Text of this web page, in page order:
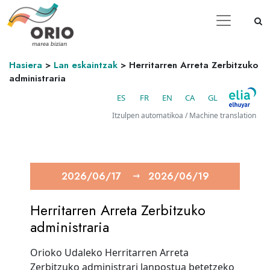
Hasiera > Lan eskaintzak > Herritarren Arreta Zerbitzuko
administraria
ES FR EN CA GL
Itzulpen automatikoa / Machine translation
2026/06/17 2026/06/19
Herritarren Arreta Zerbitzuko
administraria
Orioko Udaleko Herritarren Arreta
Zerbitzuko administrari lanpostua betetzeko